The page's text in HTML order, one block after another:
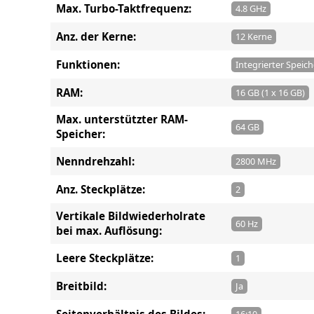
Max. Turbo-Taktfrequenz: 4.8 GHz
Anz. der Kerne: 12 Kerne
Funktionen: Integrierter
RAM: 16 GB (1 x 16 GB)
Max. unterstützter RAM-
Speicher:
64 GB
Nenndrehzahl: 2800 MHz
Anz. Steckplätze: 2
Vertikale Bildwiederholrate
bei max. Auflösung:
60 Hz
Leere Steckplätze: 1
Breitbild: Ja